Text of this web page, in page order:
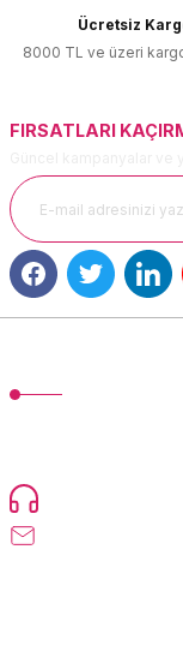
Ürün fiyatı diğer
Bu ürüne benzer
Ücretsiz
8000 TL ve üzeri
FIRSATLARI